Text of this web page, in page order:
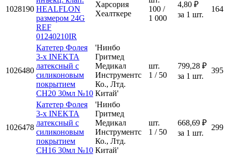
1028190 HEALFLON
размером 24G
REF
01240210IR
Харсория
Хеалткере
100 /
1 000
4,80 ₽
за 1 шт.
164
1026480
Катетер Фолея
3-х INEKTA
латексный с
силиконовым
покрытием
CH20 30мл №10
'Нинбо
Гритмед
Медикал
Инструментс
Ко., Лтд.
Китай'
шт.
1 / 50
799,28 ₽
за 1 шт.
395
1026478
Катетер Фолея
3-х INEKTA
латексный с
силиконовым
покрытием
CH16 30мл №10
'Нинбо
Гритмед
Медикал
Инструментс
Ко., Лтд.
Китай'
шт.
1 / 50
668,69 ₽
за 1 шт.
299